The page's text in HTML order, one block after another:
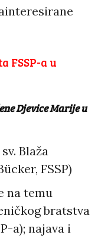
FSSP-a u
Djevice Marije u
Blaža
FSSP)
na temu
bratstva
a); najava i